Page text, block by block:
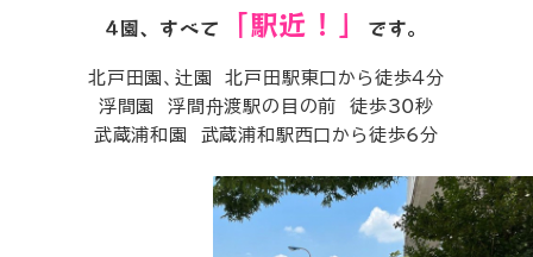
4園、すべて 「駅近！」 です。
北戸田園、辻園 北戸田駅東口から徒歩4分
浮間園 浮間舟渡駅の目の前 徒歩30秒
武蔵浦和園 武蔵浦和駅西口から徒歩6分